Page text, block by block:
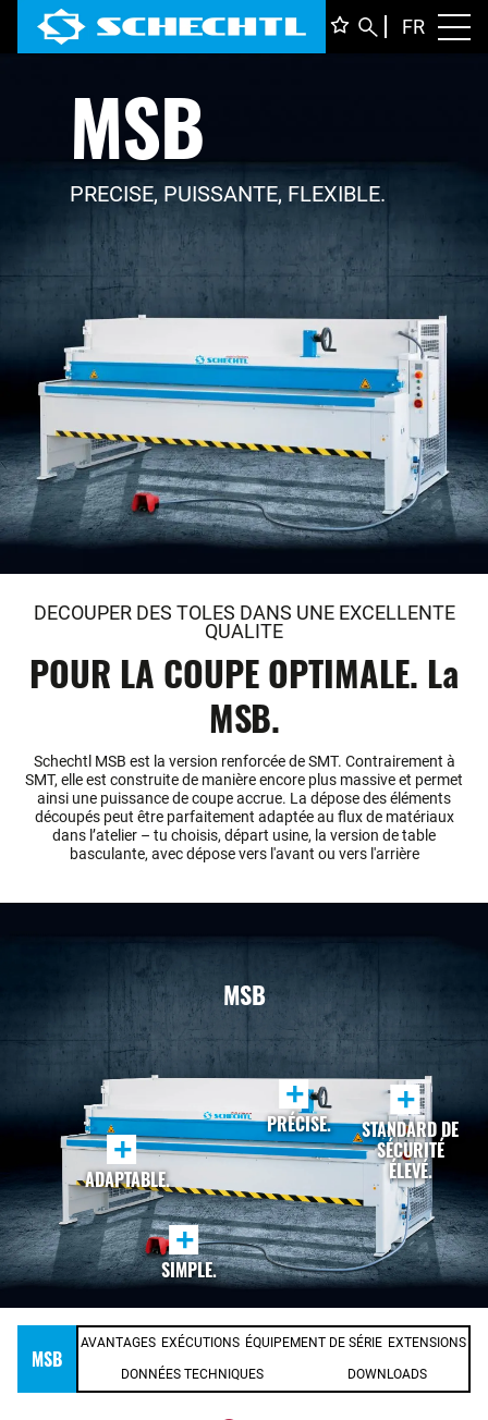
FR
MSB
PRECISE, PUISSANTE, FLEXIBLE.
DECOUPER DES TOLES DANS UNE EXCELLENTE
QUALITE
POUR LA COUPE OPTIMALE. La
MSB.
Schechtl MSB est la version renforcée de SMT. Contrairement à
SMT, elle est construite de manière encore plus massive et permet
ainsi une puissance de coupe accrue. La dépose des éléments
découpés peut être parfaitement adaptée au flux de matériaux
dans l’atelier – tu choisis, départ usine, la version de table
basculante, avec dépose vers l'avant ou vers l'arrière
MSB
+
PRÉCISE.
+
STANDARD DE
SÉCURITÉ
ÉLEVÉ.
+
ADAPTABLE.
+
SIMPLE.
MSB
AVANTAGES EXÉCUTIONS ÉQUIPEMENT DE SÉRIE EXTENSIONS
DONNÉES TECHNIQUES DOWNLOADS